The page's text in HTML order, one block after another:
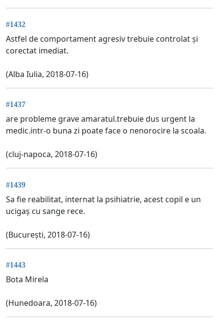
#1432
Astfel de comportament agresiv trebuie controlat și
corectat imediat.
(Alba Iulia, 2018-07-16)
#1437
are probleme grave amaratul.trebuie dus urgent la
medic.intr-o buna zi poate face o nenorocire la scoala.
(cluj-napoca, 2018-07-16)
#1439
Sa fie reabilitat, internat la psihiatrie, acest copil e un
ucigaș cu sange rece.
(București, 2018-07-16)
#1443
Bota Mirela
(Hunedoara, 2018-07-16)